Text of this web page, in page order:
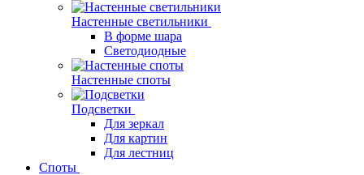
Настенные светильники
В форме шара
Светодиодные
Настенные споты
Подсветки
Для зеркал
Для картин
Для лестниц
Споты